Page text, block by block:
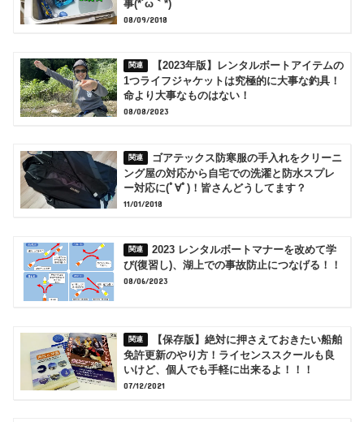
事(*´ω｀*)
08/09/2018
【2023年版】レンタルボートアイテムの
1つライフジャケットは究極的に大事な釣具！
命より大事なものはない！
08/08/2023
ゴアテックス防寒服の手入れをクリーニ
ング屋の対応から自宅での洗濯と防水スプレ
ー対応に(ﾟ∀ﾟ)！皆さんどうしてます？
11/01/2018
2023 レンタルボートマナーを改めて学
び(復習し)、湖上での事故防止につなげる！！
08/06/2023
【保存版】絶対に押さえておきたい船舶
免許更新のやり方！ライセンススクールも良
いけど、個人でも手軽に出来るよ！！！
07/12/2021